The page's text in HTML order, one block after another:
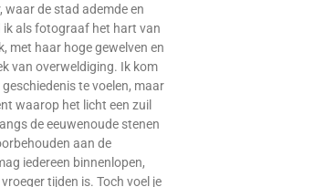
waar de stad ademde en
ik als fotograaf het hart van
met haar hoge gewelven en
van overweldiging. Ik kom
te voelen, maar
waarop het licht een zuil
de eeuwenoude stenen
aan de
iedereen binnenlopen,
tijden is. Toch voel je